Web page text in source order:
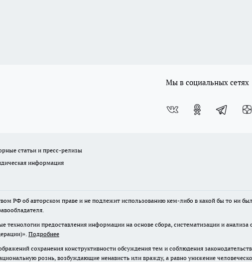
Мы в социальных сетях
статьи и пресс-релизы
информация
РФ об авторском праве и не подлежит использованию кем-либо в какой бы то ни
предоставления информации на основе сбора, систематизации и анализа
Подробнее
сохранения конструктивности обсуждения тем и соблюдения
рознь, возбуждающие ненависть или вражду, а равно унижение